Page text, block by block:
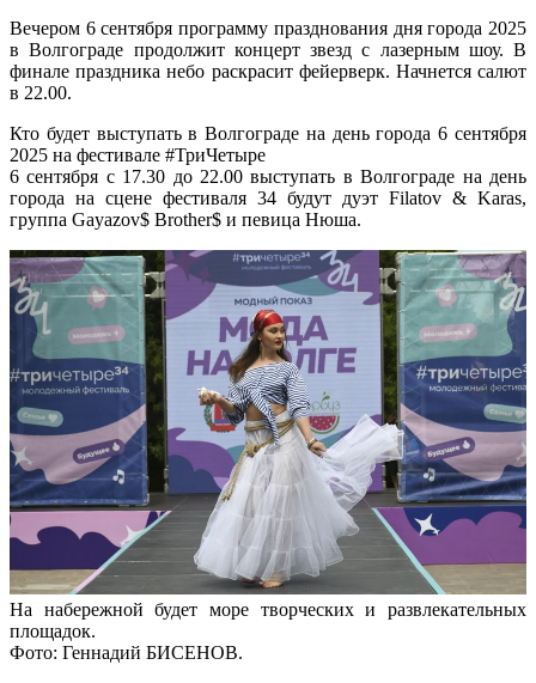
Вечером 6 сентября программу празднования дня города 2025
в Волгограде продолжит концерт звезд с лазерным шоу. В
финале праздника небо раскрасит фейерверк. Начнется салют
в 22.00.
Кто будет выступать в Волгограде на день города 6 сентября
2025 на фестивале #ТриЧетыре
6 сентября с 17.30 до 22.00 выступать в Волгограде на день
города на сцене фестиваля 34 будут дуэт Filatov & Karas,
группа Gayazov$ Brother$ и певица Нюша.
На набережной будет море творческих и развлекательных
площадок.
Фото: Геннадий БИСЕНОВ.